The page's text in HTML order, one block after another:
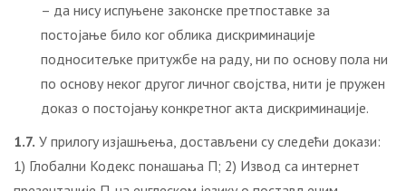
– да нису испуњене законске претпоставке за
постојање било ког облика дискриминације
подноситељке притужбе на раду, ни по основу пола ни
по основу неког другог личног својства, нити је пружен
доказ о постојању конкретног акта дискриминације.
1.7. У прилогу изјашњења, достављени су следећи докази:
1) Глобални Кодекс понашања П; 2) Извод са интернет